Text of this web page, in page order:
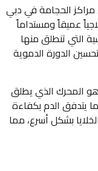
الحجامة في دبي
عميقاً ومستداماً
التي تنطلق منها
الدورة الدموية
المحرك الذي يطلق
يتدفق الدم بكفاءة
بشكل أسرع، مما